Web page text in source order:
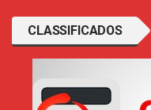
CLASSIFICADOS